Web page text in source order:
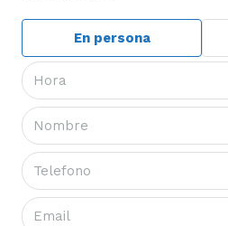
En persona
Hora